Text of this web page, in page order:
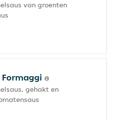
van groenten
gehakt en